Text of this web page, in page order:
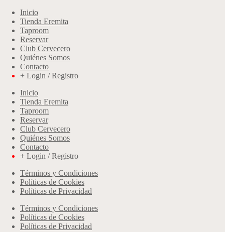
Inicio
Tienda Eremita
Taproom
Reservar
Club Cervecero
Quiénes Somos
Contacto
+ Login / Registro
Inicio
Tienda Eremita
Taproom
Reservar
Club Cervecero
Quiénes Somos
Contacto
+ Login / Registro
Términos y Condiciones
Políticas de Cookies
Políticas de Privacidad
Términos y Condiciones
Políticas de Cookies
Políticas de Privacidad